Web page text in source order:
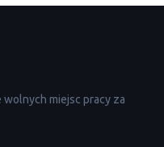
miejsc pracy za